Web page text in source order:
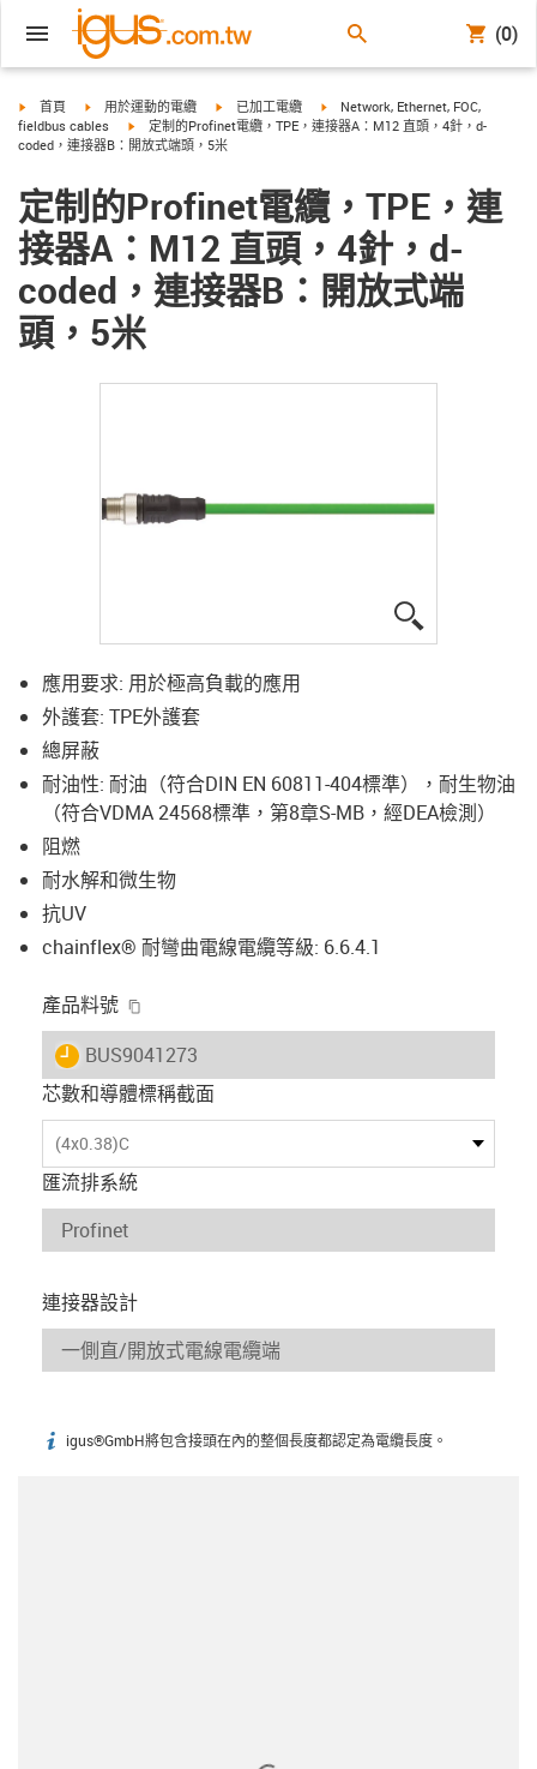
(0)
igus-icon-arrow-right
首頁 igus-icon-arrow-right
用於運動的電纜 igus-icon-arrow-right
已加工電纜 igus-icon-arrow-right
Network, Ethernet, FOC,
fieldbus cables
igus-icon-arrow-right
定制的Profinet電纜，TPE，連接器A：M12 直頭，4針，d-
coded，連接器B：開放式端頭，5米
定制的Profinet電纜，TPE，連
接器A：M12 直頭，4針，d-
coded，連接器B：開放式端
頭，5米
應用要求: 用於極高負載的應用
外護套: TPE外護套
總屏蔽
耐油性: 耐油（符合DIN EN 60811-404標準），耐生物油
（符合VDMA 24568標準，第8章S-MB，經DEA檢測）
阻燃
耐水解和微生物
抗UV
chainflex® 耐彎曲電線電纜等級: 6.6.4.1
產品料號
igus-icon-lieferzeit
BUS9041273
芯數和導體標稱截面
(4x0.38)C
匯流排系統
連接器設計
igus-icon-info
igus®GmbH將包含接頭在內的整個長度都認定為電纜長度。